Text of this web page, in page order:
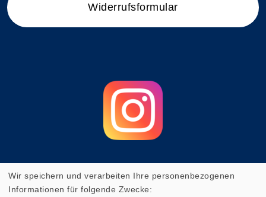
Widerrufsformular
Cookie Einstellungen
Wir speichern und verarbeiten Ihre personenbezogenen
Informationen für folgende Zwecke: